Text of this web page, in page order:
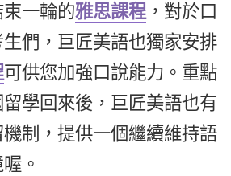
一輪的雅思課程 ，對於口
們，巨匠美語也獨家安排
可供您加強口說能力。重點
學回來後，巨匠美語也有
制，提供一個繼續維持語
。